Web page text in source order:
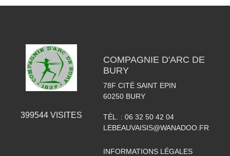
399544 VISITES
COMPAGNIE D'ARC DE
BURY
78F CITÉ SAINT EPIN
60250 BURY
TÉL. : 06 32 50 42 04
LEBEAUVAISIS@WANADOO.FR
INFORMATIONS LÉGALES